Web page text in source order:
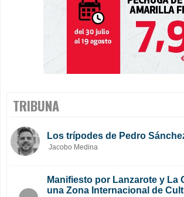
TRIBUNA
Los trípodes de Pedro
Jacobo Medina
Manifiesto por Lanzarote y La
una Zona Internacional de